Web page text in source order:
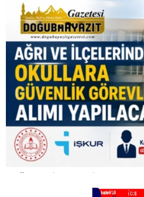
GÖREVLİSİ ALIMI YAPILACAK